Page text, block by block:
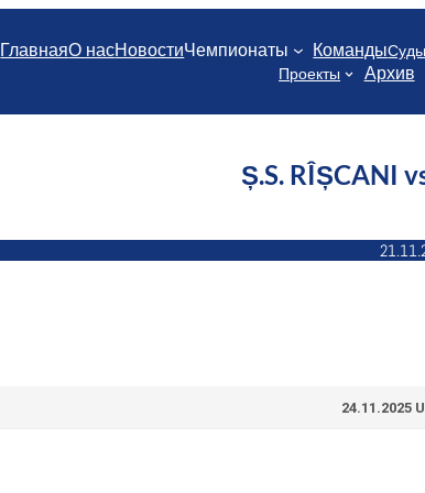
ГлавнаяО насНовостиЧемпионаты Команды
Проекты
Архив
Ș.S. RÎȘCANI
24.11.2025